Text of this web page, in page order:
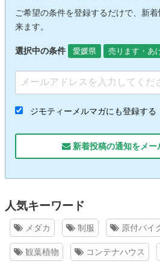
ご希望の条件を登録するだけで、新
来ます。
選択中の条件 愛媛県 売ります・あ
ジモティーメルマガにも登録する
新着投稿の通知をメー
人気キーワード
メダカ 制服 原付バイ
観葉植物 コンテナハウス